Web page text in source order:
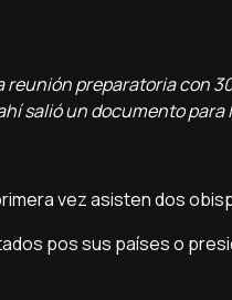
reunión preparatoria con
salió un documento para
vez asisten dos
pos sus países o